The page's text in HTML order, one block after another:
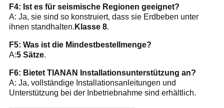
F4: Ist es für seismische Regionen geeignet?
A: Ja, sie sind so konstruiert, dass sie Erdbeben unter
ihnen standhalten. Klasse 8.
F5: Was ist die Mindestbestellmenge?
A:5 Sätze.
F6: Bietet TIANAN Installationsunterstützung an?
A: Ja, vollständige Installationsanleitungen und
Unterstützung bei der Inbetriebnahme sind erhältlich.